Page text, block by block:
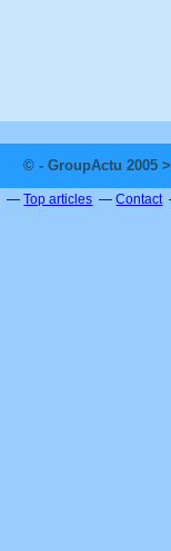
© - GroupActu 2005
Top articles Contact